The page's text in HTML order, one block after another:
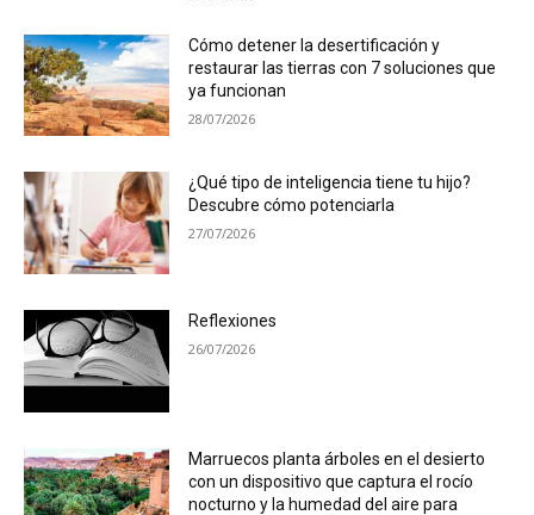
Cómo detener la desertificación y
restaurar las tierras con 7 soluciones que
ya funcionan
28/07/2026
¿Qué tipo de inteligencia tiene tu hijo?
Descubre cómo potenciarla
27/07/2026
Reflexiones
26/07/2026
Marruecos planta árboles en el desierto
con un dispositivo que captura el rocío
nocturno y la humedad del aire para